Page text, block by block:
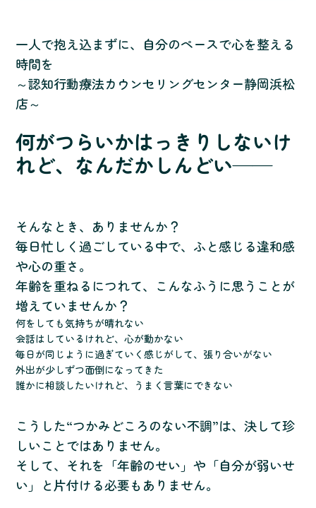
一人で抱え込まずに、自分のペースで心を整える
時間を
～認知行動療法カウンセリングセンター静岡浜松
店～
何がつらいかはっきりしないけ
れど、なんだかしんどい——
そんなとき、ありませんか？
毎日忙しく過ごしている中で、ふと感じる違和感
や心の重さ。
年齢を重ねるにつれて、こんなふうに思うことが
増えていませんか？
何をしても気持ちが晴れない
会話はしているけれど、心が動かない
毎日が同じように過ぎていく感じがして、張り合いがない
外出が少しずつ面倒になってきた
誰かに相談したいけれど、うまく言葉にできない
こうした“つかみどころのない不調”は、決して珍
しいことではありません。
そして、それを「年齢のせい」や「自分が弱いせ
い」と片付ける必要もありません。